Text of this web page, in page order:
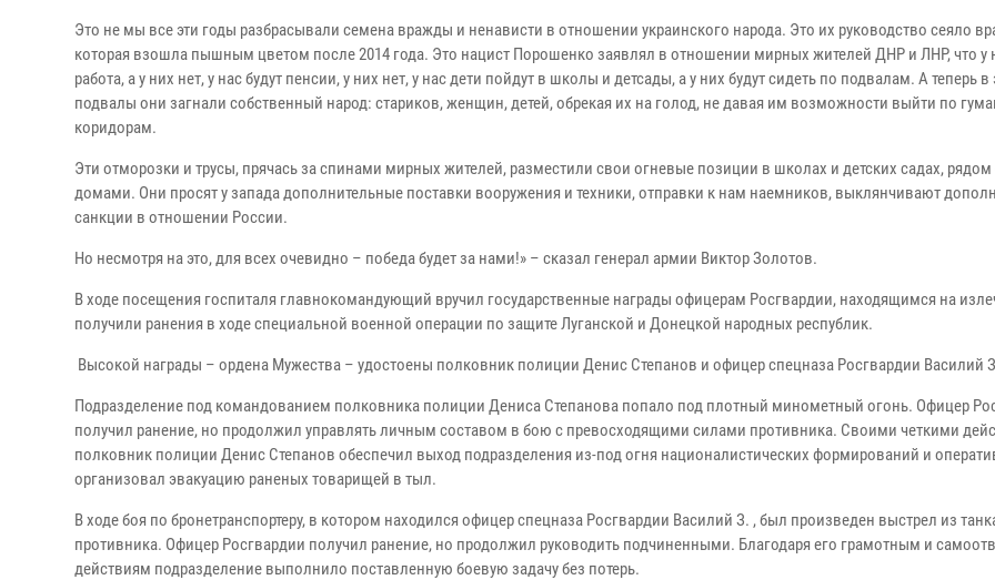
Это не мы все эти годы разбрасывали семена вражды и ненависти в отношении украинского народа. Это их руководство сеяло
которая взошла пышным цветом после 2014 года. Это нацист Порошенко заявлял в отношении мирных жителей ДНР и ЛНР, что у
работа, а у них нет, у нас будут пенсии, у них нет, у нас дети пойдут в школы и детсады, а у них будут сидеть по подвалам. А теперь в
подвалы они загнали собственный народ: стариков, женщин, детей, обрекая их на голод, не давая им возможности выйти по
коридорам.
Эти отморозки и трусы, прячась за спинами мирных жителей, разместили свои огневые позиции в школах и детских садах,
домами. Они просят у запада дополнительные поставки вооружения и техники, отправки к нам наемников, выклянчивают
санкции в отношении России.
Но несмотря на это, для всех очевидно – победа будет за нами!» – сказал генерал армии Виктор Золотов.
В ходе посещения госпиталя главнокомандующий вручил государственные награды офицерам Росгвардии, находящимся на
получили ранения в ходе специальной военной операции по защите Луганской и Донецкой народных республик.
Высокой награды – ордена Мужества – удостоены полковник полиции Денис Степанов и офицер спецназа Росгвардии Василий
Подразделение под командованием полковника полиции Дениса Степанова попало под плотный минометный огонь. Офицер
получил ранение, но продолжил управлять личным составом в бою с превосходящими силами противника. Своими четкими
полковник полиции Денис Степанов обеспечил выход подразделения из-под огня националистических формирований и
организовал эвакуацию раненых товарищей в тыл.
В ходе боя по бронетранспортеру, в котором находился офицер спецназа Росгвардии Василий З. , был произведен выстрел из
противника. Офицер Росгвардии получил ранение, но продолжил руководить подчиненными. Благодаря его грамотным и
действиям подразделение выполнило поставленную боевую задачу без потерь.